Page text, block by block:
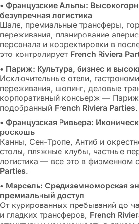
• Французские Альпы:
безупречная логистика
Шале, премиальные трансферы,
переживания, планирование
персонала и корректировки в
это контролирует French Riviera
• Париж: Культура, бизнес и
Исключительные отели,
переживания, шопинг, деловые
корпоративный консьерж —
подобранный French Riviera Parties.
• Французская Ривьера:
роскошь
Канны, Сен-Тропе, Антиб и
столы, пляжные клубы, частные
логистика — все это в фирменном
Parties.
• Марсель: Средиземноморская
премиальный доступ
От курированных пребываний до
и гладких трансферов, French